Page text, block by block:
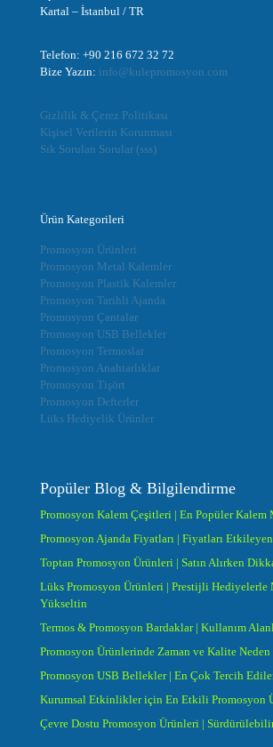
Kartal – İstanbul / TR
Telefon: +90 216 672 32 72
Bize Yazın: info@kulepromosyon.com
Gizlilik & Çerez Politikası
Kişisel Verilerin Korunması
Sık Sorulan Sorular (sss)
Ürün Kategorileri
Promosyon Ürünleri
Promosyon Metal Kalemler
Promosyon Plastik Kalemler
Promosyon Tarihli Ajanda
Promosyon Çantalar
Promosyon USB Bellekler
Promosyon Termoslar
Promosyon Anahtarlıklar
Promosyon Tişört
Promosyon Defterler
Lüks Hediyelik Ürünler
Popüler Blog & Bilgilendirme
Promosyon Kalem Çeşitleri | En Popüler Kalem
Promosyon Ajanda Fiyatları | Fiyatları
Toptan Promosyon Ürünleri | Satın Alırken
Lüks Promosyon Ürünleri | Prestijli Hediyelerle
Yükseltin
Termos & Promosyon Bardaklar | Kullanım
Promosyon Ürünlerinde Zaman ve Kalite Neden
Promosyon USB Bellekler | En Çok Tercih
Kurumsal Etkinlikler için En Etkili Promosyon
Çevre Dostu Promosyon Ürünleri |